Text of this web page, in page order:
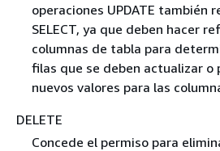
operaciones UPDATE también
SELECT, ya que deben hacer
columnas de tabla para
filas que se deben actualizar o
nuevos valores para las
DELETE
Concede el permiso para